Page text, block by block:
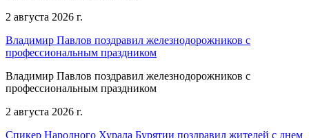
2 августа 2026 г.
Владимир Павлов поздравил железнодорожников с
профессиональным праздником
Владимир Павлов поздравил железнодорожников с
профессиональным праздником
2 августа 2026 г.
Спикер Народного Хурала Бурятии поздравил жителей с днем